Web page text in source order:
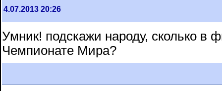
4.07.2013 20:26
Умник! подскажи народу, сколько в
Чемпионате Мира?